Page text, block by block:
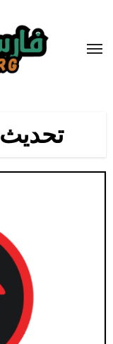
المحتوى
تحديث